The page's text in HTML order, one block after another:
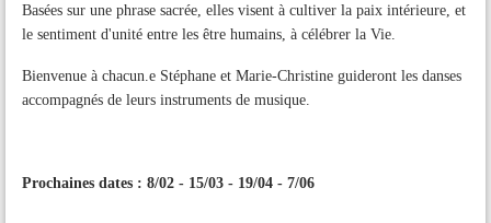
Basées sur une phrase sacrée, elles visent à cultiver la paix intérieure, et
le sentiment d'unité entre les être humains, à célébrer la Vie.
Bienvenue à chacun.e Stéphane et Marie-Christine guideront les danses
accompagnés de leurs instruments de musique.
Prochaines dates : 8/02 - 15/03 - 19/04 - 7/06